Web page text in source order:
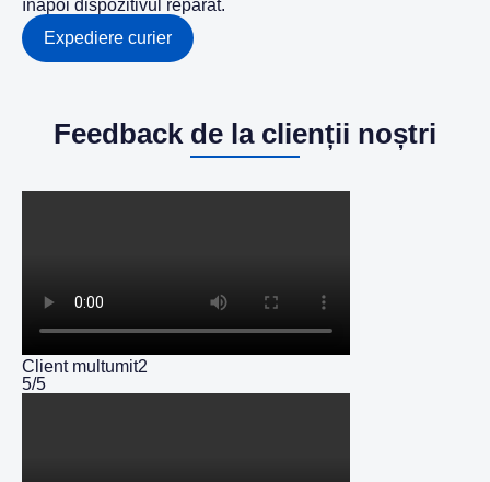
înapoi dispozitivul reparat.
Expediere curier
Feedback de la clienții noștri
Client multumit2
5/5